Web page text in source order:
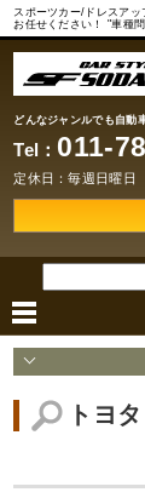
スポーツカー/ドレスアッ
お任せください！ "車種
どんなジャンルでも自動
Tel： 011-
定休日：毎週日曜
トヨ